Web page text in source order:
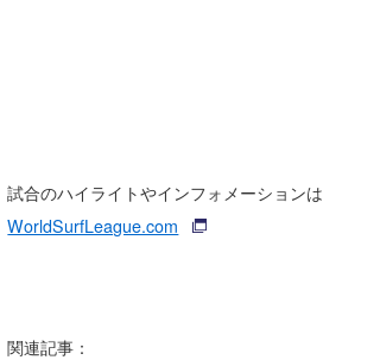
試合のハイライトやインフォメーションは
WorldSurfLeague.com
関連記事：